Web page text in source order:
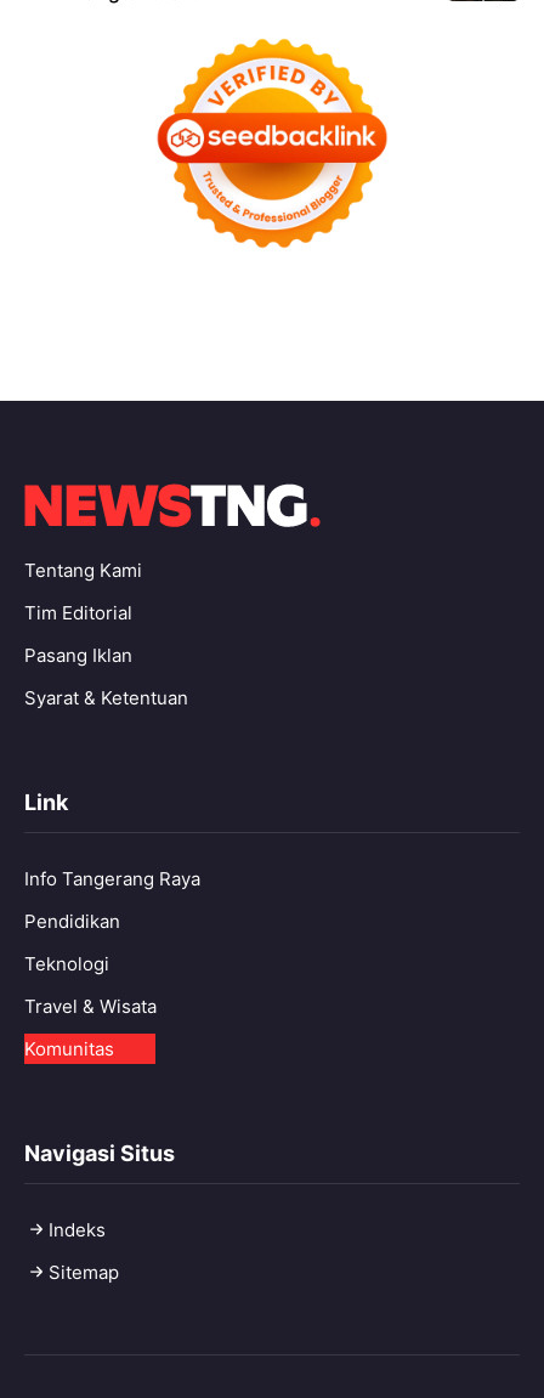
Tentang Kami
Tim Editorial
Pasang Iklan
Syarat & Ketentuan
Link
Info Tangerang Raya
Pendidikan
Teknologi
Travel & Wisata
Komunitas
Navigasi Situs
Indeks
Sitemap